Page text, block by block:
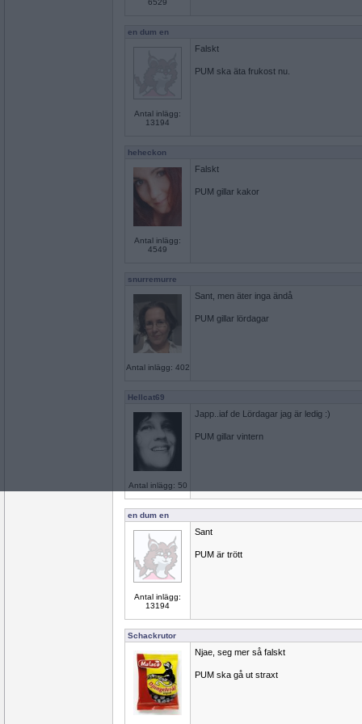
6529
en dum en
Antal inlägg:
13194
Falskt
PUM ska äta frukost nu.
heheckon
Antal inlägg:
4549
Falskt
PUM gillar kakor
snurremurre
Antal inlägg: 402
Sant, men äter inga ändå
PUM gillar lördagar
Hellcat69
Antal inlägg: 50
Japp..iaf de Lördagar jag är ledig :)
PUM gillar vintern
en dum en
Antal inlägg:
13194
Sant
PUM är trött
Schackrutor
Njae, seg mer så falskt
PUM ska gå ut straxt